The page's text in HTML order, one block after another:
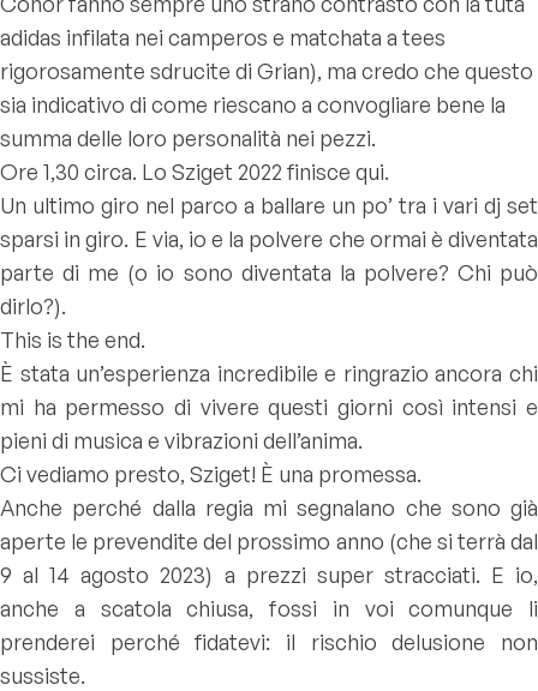
adidas infilata nei camperos e matchata a tees
rigorosamente sdrucite di Grian), ma credo che questo
sia indicativo di come riescano a convogliare bene la
summa delle loro personalità nei pezzi.
Ore 1,30 circa. Lo Sziget 2022 finisce qui.
Un ultimo giro nel parco a ballare un po’ tra i vari dj set
sparsi in giro. E via, io e la polvere che ormai è diventata
parte di me (o io sono diventata la polvere? Chi può
dirlo?).
This is the end.
È stata un’esperienza incredibile e ringrazio ancora chi
mi ha permesso di vivere questi giorni così intensi e
pieni di musica e vibrazioni dell’anima.
Ci vediamo presto, Sziget! È una promessa.
Anche perché dalla regia mi segnalano che sono già
aperte le prevendite del prossimo anno (che si terrà dal
9 al 14 agosto 2023) a prezzi super stracciati. E io,
anche a scatola chiusa, fossi in voi comunque li
prenderei perché fidatevi: il rischio delusione non
sussiste.